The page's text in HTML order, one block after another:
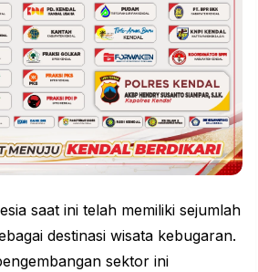
saat ini telah memiliki sejumlah
destinasi wisata kebugaran.
sektor ini